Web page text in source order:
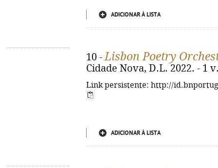
ADICIONAR À LISTA
10 -Lisbon Poetry
Cidade Nova, D.L. 2022. - 1
Link persistente: http://
ADICIONAR À LISTA